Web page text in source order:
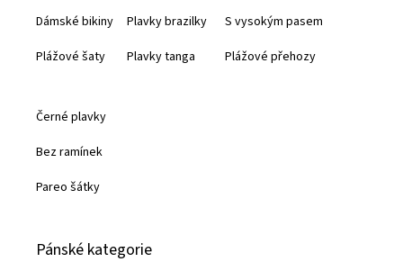
Dámské bikiny
Plážové šaty
Plavky brazilky
Plavky tanga
S vysokým pasem
Plážové přehozy
Černé plavky
Bez ramínek
Pareo šátky
Pánské kategorie